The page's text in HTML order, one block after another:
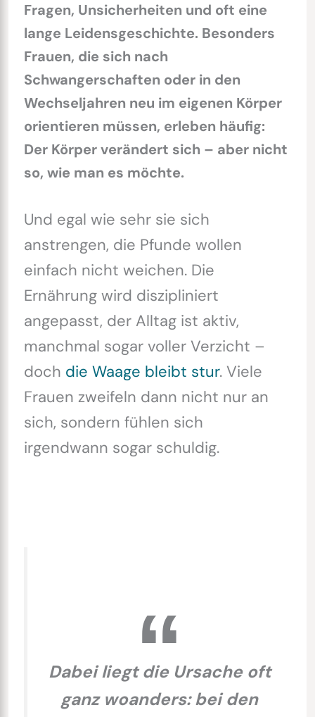
Fragen, Unsicherheiten und oft eine
lange Leidensgeschichte. Besonders
Frauen, die sich nach
Schwangerschaften oder in den
Wechseljahren neu im eigenen Körper
orientieren müssen, erleben häufig:
Der Körper verändert sich – aber nicht
so, wie man es möchte.
Und egal wie sehr sie sich
anstrengen, die Pfunde wollen
einfach nicht weichen. Die
Ernährung wird diszipliniert
angepasst, der Alltag ist aktiv,
manchmal sogar voller Verzicht –
doch die Waage bleibt stur. Viele
Frauen zweifeln dann nicht nur an
sich, sondern fühlen sich
irgendwann sogar schuldig.
Dabei liegt die Ursache oft
ganz woanders: bei den